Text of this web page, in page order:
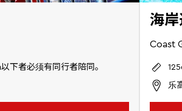
下者必须有同行者陪同。
海
Coast
乐